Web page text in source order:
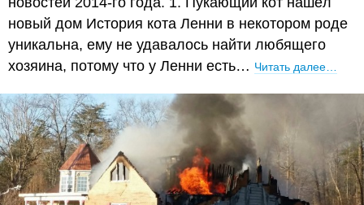
новый дом История кота Ленни в некотором роде
уникальна, ему не удавалось найти любящего
хозяина, потому что у Ленни есть… Читать далее…